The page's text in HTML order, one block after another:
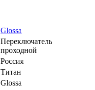
Glossa
Переключатель
проходной
Россия
Титан
Glossa